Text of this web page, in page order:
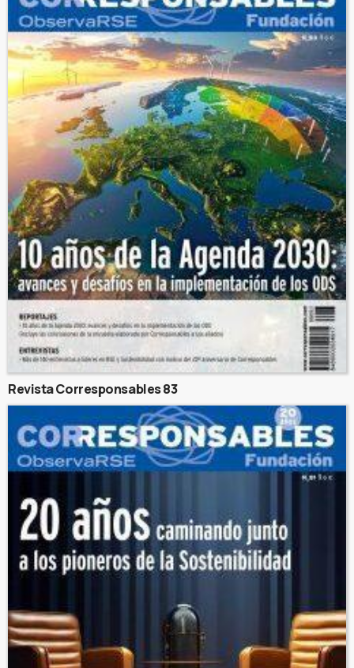
Revista Corresponsables 83